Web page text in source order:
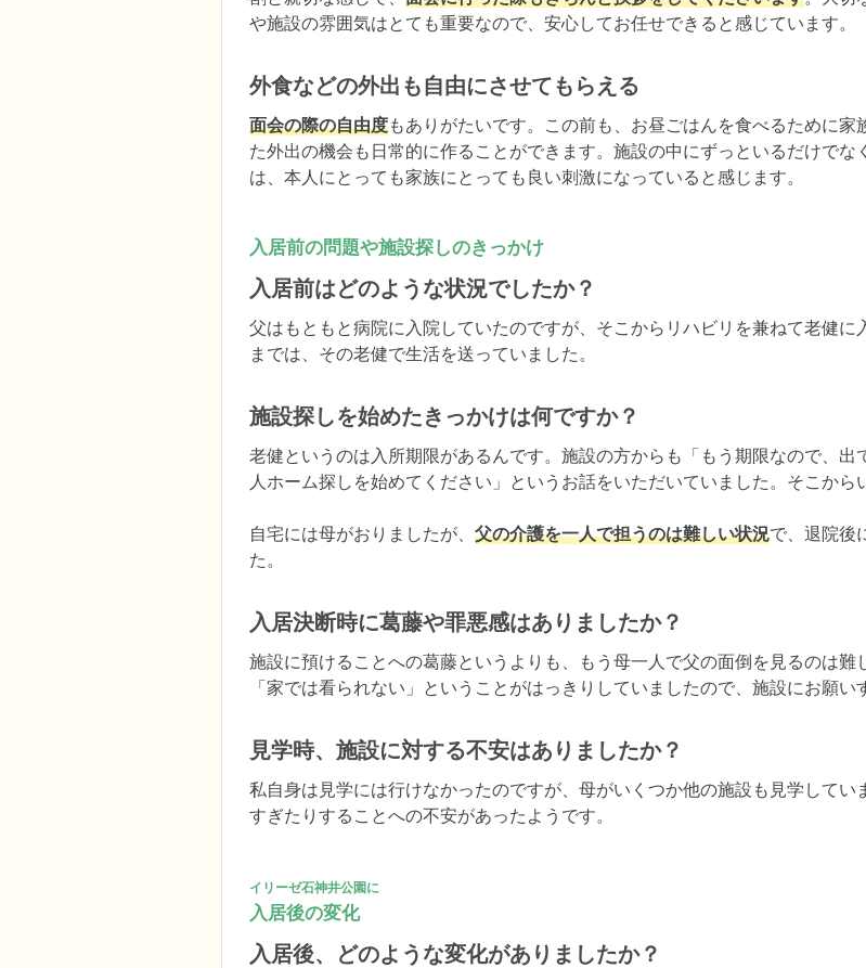
や施設の雰囲気はとても重要なので、安心してお任せできると感じています。
外食などの外出も自由にさせてもらえる
面会の際の自由度もありがたいです。この前も、お昼ごはんを食べるために
た外出の機会も日常的に作ることができます。施設の中にずっといるだけで
は、本人にとっても家族にとっても良い刺激になっていると感じます。
入居前の問題や施設探しのきっかけ
入居前はどのような状況でしたか？
父はもともと病院に入院していたのですが、そこからリハビリを兼ねて老健
までは、その老健で生活を送っていました。
施設探しを始めたきっかけは何ですか？
老健というのは入所期限があるんです。施設の方からも「もう期限なので、
人ホーム探しを始めてください」というお話をいただいていました。そこから
自宅には母がおりましたが、 父の介護を一人で担うのは難しい状況で、退院後
た。
入居決断時に葛藤や罪悪感はありましたか？
施設に預けることへの葛藤というよりも、もう母一人で父の面倒を見るのは
「家では看られない」ということがはっきりしていましたので、施設にお願い
見学時、施設に対する不安はありましたか？
私自身は見学には行けなかったのですが、母がいくつか他の施設も見学して
すぎたりすることへの不安があったようです。
イリーゼ石神井公園に
入居後の変化
入居後、どのような変化がありましたか？